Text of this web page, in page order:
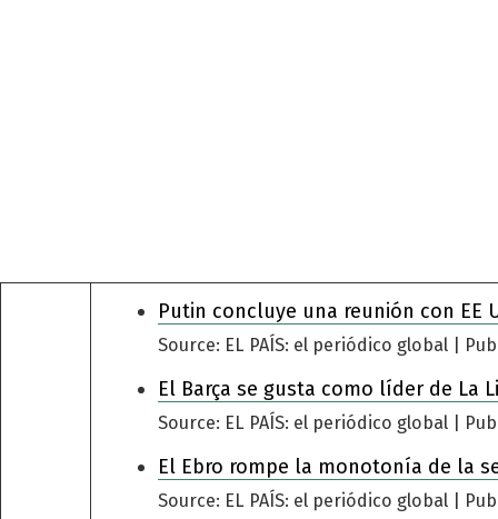
Putin concluye una reunión con EE
Source: EL PAÍS: el periódico global
El Barça se gusta como líder de La
Source: EL PAÍS: el periódico global
El Ebro rompe la monotonía de la
Source: EL PAÍS: el periódico global